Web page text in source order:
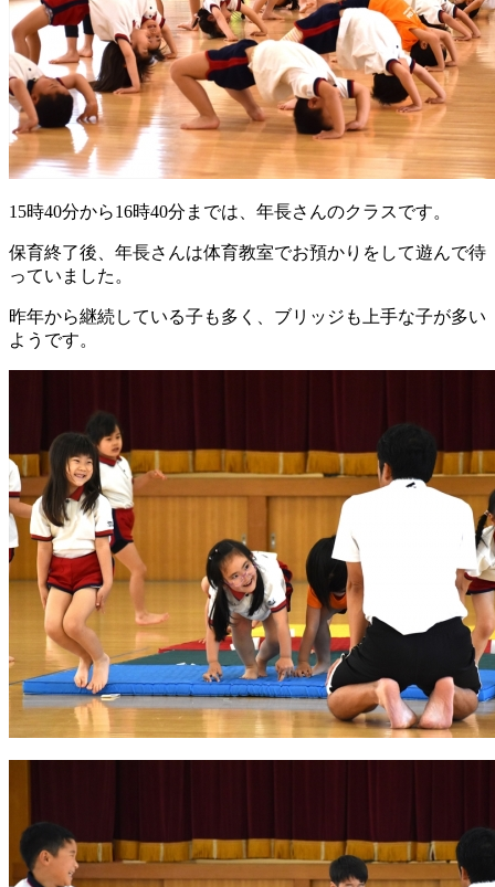
15時40分から16時40分までは、年長さんのクラスです。
保育終了後、年長さんは体育教室でお預かりをして遊んで待
っていました。
昨年から継続している子も多く、ブリッジも上手な子が多い
ようです。